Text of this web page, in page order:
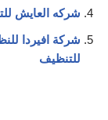
شركه العايش
شركة افيردا
للتنظيف